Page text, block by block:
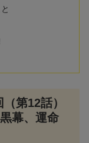
第12話）
幕、運命